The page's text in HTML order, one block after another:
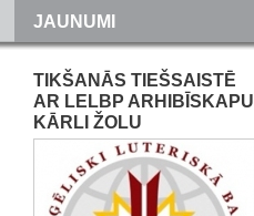
JAUNUMI
TIKŠANĀS TIEŠSAISTĒ
AR LELBP ARHIBĪSKAPU
KĀRLI ŽOLU